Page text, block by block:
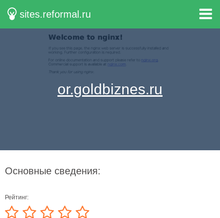
sites.reformal.ru
or.goldbiznes.ru
Основные сведения:
Рейтинг: